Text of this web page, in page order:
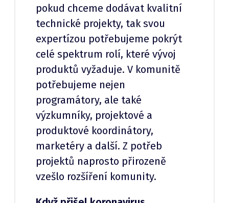
pokud chceme dodávat kvalitní
technické projekty, tak svou
expertízou potřebujeme pokrýt
celé spektrum rolí, které vývoj
produktů vyžaduje. V komunitě
potřebujeme nejen
programátory, ale také
výzkumníky, projektové a
produktové koordinátory,
marketéry a další. Z potřeb
projektů naprosto přirozeně
vzešlo rozšíření komunity.